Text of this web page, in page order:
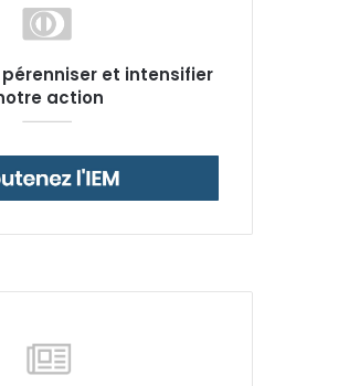
et intensifier
action